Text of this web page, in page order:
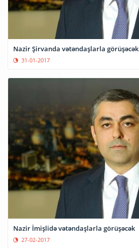
Nazir Şirvanda vətəndaşlarla görüşəcək
31-01-2017
Nazir İmişlidə vətəndaşlarla görüşəcək
27-02-2017